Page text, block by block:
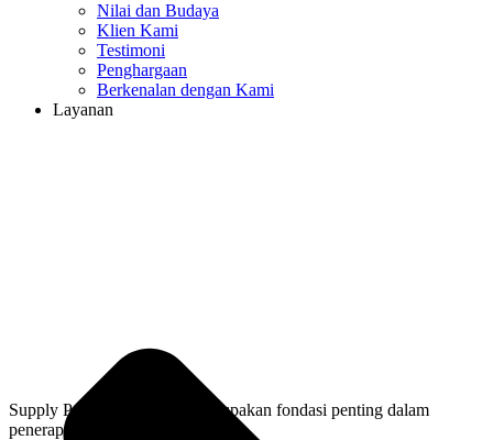
Nilai dan Budaya
Klien Kami
Testimoni
Penghargaan
Berkenalan dengan Kami
Layanan
Supply Positioning Model merupakan fondasi penting dalam
penerapan: